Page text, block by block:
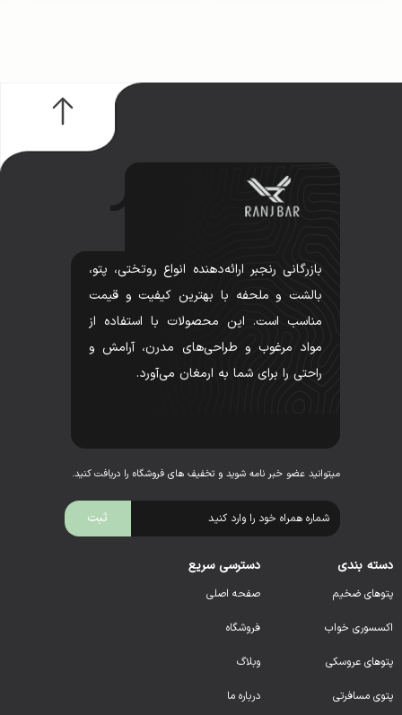
بازرگانی رنجبر ارائه‌دهنده انواع روتختی، پتو،
بالشت و ملحفه با بهترین کیفیت و قیمت
مناسب است. این محصولات با استفاده از
مواد مرغوب و طراحی‌های مدرن، آرامش و
راحتی را برای شما به ارمغان می‌آورد.
میتوانید عضو خبر نامه شوید و تخفیف های فروشگاه را دریافت کنید.
دسته بندی
پتوهای ضخیم
اکسسوری خواب
پتوهای عروسکی
پتوی مسافرتی
دسترسی سریع
صفحه اصلی
فروشگاه
وبلاگ
درباره ما